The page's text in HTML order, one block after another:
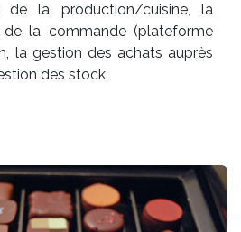
de la production/cuisine, la
la commande (plateforme
la gestion des achats auprès
des stock